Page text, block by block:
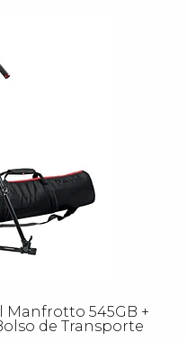
Manfrotto 545GB +
de Transporte